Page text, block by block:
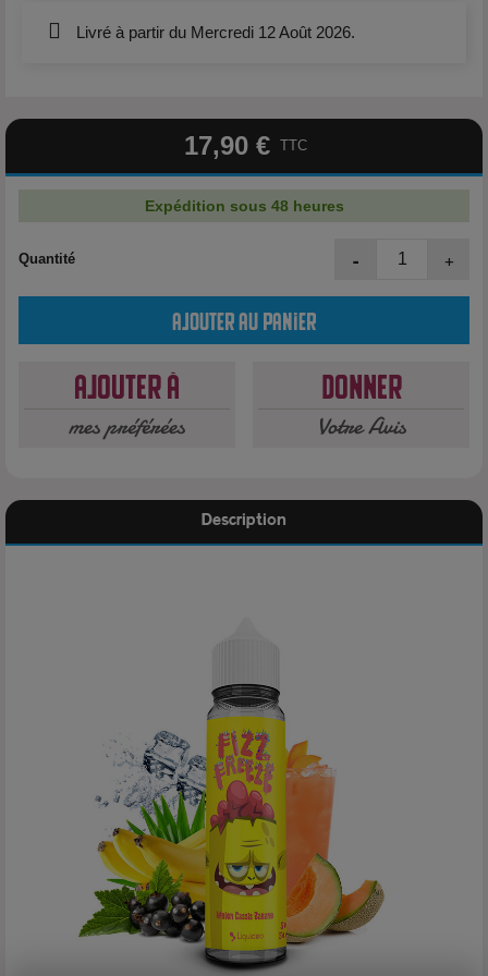
Livré à partir du Mercredi 12 Août 2026.
17,90 € TTC
Expédition sous 48 heures
Quantité - +
Ajouter au panier
Ajouter à
mes préférées
Donner
Votre Avis
Description